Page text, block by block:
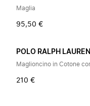
Maglia
95,50 €
POLO RALPH LAUREN
210 €